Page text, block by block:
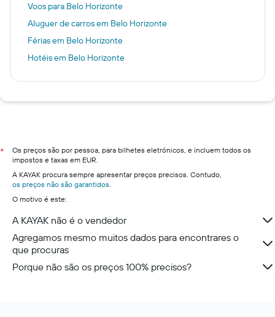
Voos para Belo Horizonte
Aluguer de carros em Belo Horizonte
Férias em Belo Horizonte
Hotéis em Belo Horizonte
*
Os preços são por pessoa, para bilhetes eletrónicos, e incluem todos os
impostos e taxas em EUR.
A KAYAK procura sempre apresentar preços precisos. Contudo,
os preços não são garantidos.
O motivo é este:
A KAYAK não é o vendedor
Agregamos mesmo muitos dados para encontrares o
que procuras
Porque não são os preços 100% precisos?